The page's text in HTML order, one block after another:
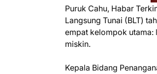
Puruk Cahu, Habar
Langsung Tunai (BLT)
empat kelompok utama:
miskin.
Kepala Bidang